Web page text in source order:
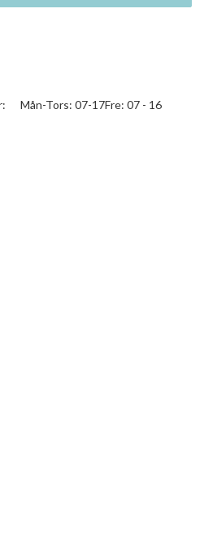
Mån-Tors: 07-17Fre: 07 - 16